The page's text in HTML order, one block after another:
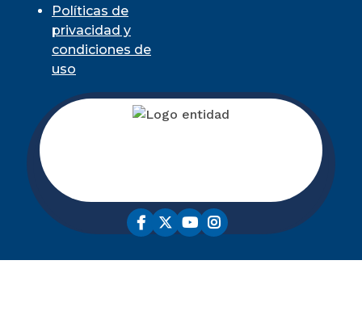
Políticas de
privacidad y
condiciones de
uso